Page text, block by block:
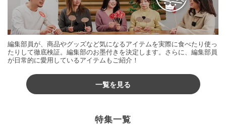
編集部員が、商品やグッズなど気になるアイテムを実際に食べたり使っ
たりして徹底検証。編集部のお墨付きを決定します。さらに、編集部員
が日常的に愛用しているアイテムもご紹介！
一覧を見る
特集一覧